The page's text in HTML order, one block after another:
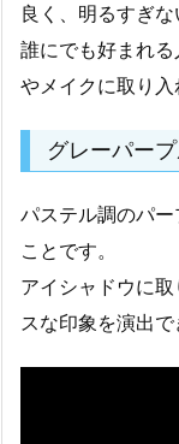
良く、明るすぎ
誰にでも好まれ
やメイクに取り入
グレーパー
パステル調のパ
ことです。
アイシャドウに
スな印象を演出で